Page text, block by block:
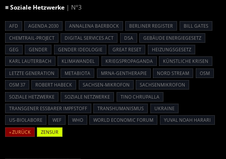
■Soziale Hetzwerke | N°3
AFD AGENDA 2030 ANNALENA BAERBOCK BERLINER REGISTER
BILL GATES
CHEMTRAIL-PROJECT
DIGITAL SERVICES ACT DSA
GEBÄUDE ENERGIEGESETZ
GEG
GENDER GENDER IDEOLOGIE GREAT RESET
HEIZUNGSGESETZ
KARL LAUTERBACH
KLIMAWANDEL KRIEGSPROPAGANDA
KÜNSTLICHE KRISEN
LETZTE GENERATION
METABIOTA MRNA-GENTHERAPIE NORD STREAM
OSM
OSM 37
ROBERT HABECK SACHSEN-MIKROFON
SACHSENMIKROFON
SOZIALE HETZWERKE
SOZIALE NETZWERKE
TINO CHRUPALLA
TRANSGENER ESSBARER IMPFSTOFF
TRANSHUMANISMUS
UKRAINE
US-BIOLABORE
WEF WHO WORLD ECONOMIC FORUM
YUVAL NOAH HARARI
« ZURÜCK
ZENSUR